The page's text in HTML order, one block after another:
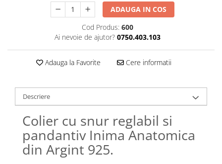
Lănțișoare cu Molecule
Lănțișoare cu Pietre Naturale
Lănțișoare Argint Diverse
Coliere cu Perle Naturale
COLIERE ȘNUR REGLABIL
Coliere cu Inimioare
Coliere cu Cruce
Coliere cu Stea
Coliere cu Soare
Coliere cu Semilună
ADAUGA IN COS
Cod Produs: 600
Ai nevoie de ajutor? 0750.403.103
Adauga la Favorite Cere informatii
Descriere
Colier cu snur reglabil si
pandantiv Inima Anatomica
din Argint 925.